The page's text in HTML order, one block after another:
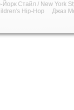
Йорк Стайл / New York
Hip-Hop
Джаз